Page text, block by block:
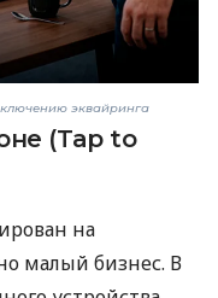
эквайринга
(Tap to
на
малый бизнес. В